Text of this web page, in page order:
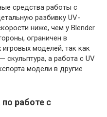
средства работы с
разбивку UV-
ниже, чем у Blender
ограничен в
игровых моделей, так как
скульптура, а работа с UV
модели в другие
работе с